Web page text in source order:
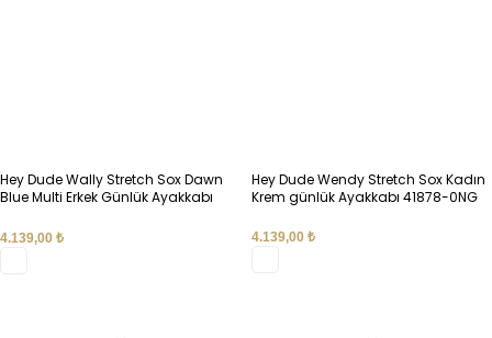
Hey Dude Wally Stretch Sox Dawn
Blue Multi Erkek Günlük Ayakkabı
4.139,00 ₺
Hey Dude Wendy Stretch Sox Kadın
Krem günlük Ayakkabı 41878-0NG
4.139,00 ₺